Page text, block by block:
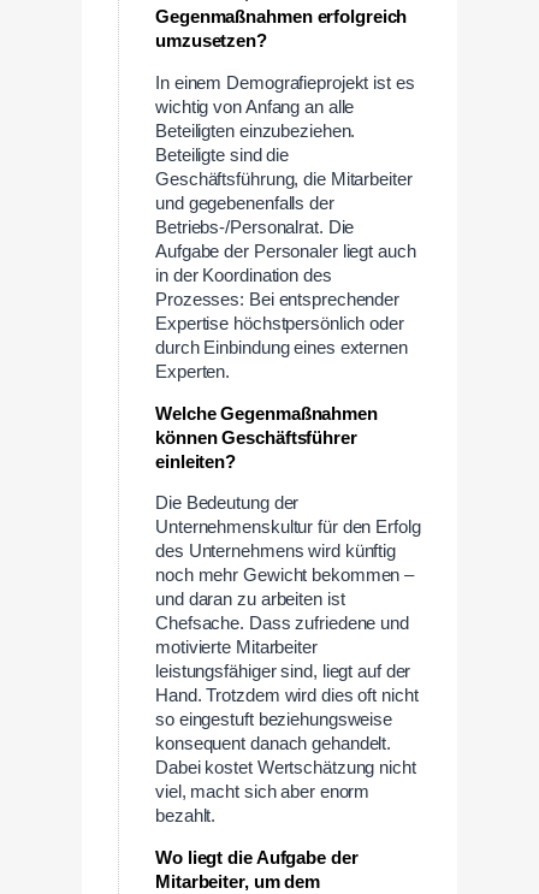
Gegenmaßnahmen erfolgreich
umzusetzen?
In einem Demografieprojekt ist es
wichtig von Anfang an alle
Beteiligten einzubeziehen.
Beteiligte sind die
Geschäftsführung, die Mitarbeiter
und gegebenenfalls der
Betriebs-/Personalrat. Die
Aufgabe der Personaler liegt auch
in der Koordination des
Prozesses: Bei entsprechender
Expertise höchstpersönlich oder
durch Einbindung eines externen
Experten.
Welche Gegenmaßnahmen
können Geschäftsführer
einleiten?
Die Bedeutung der
Unternehmenskultur für den Erfolg
des Unternehmens wird künftig
noch mehr Gewicht bekommen –
und daran zu arbeiten ist
Chefsache. Dass zufriedene und
motivierte Mitarbeiter
leistungsfähiger sind, liegt auf der
Hand. Trotzdem wird dies oft nicht
so eingestuft beziehungsweise
konsequent danach gehandelt.
Dabei kostet Wertschätzung nicht
viel, macht sich aber enorm
bezahlt.
Wo liegt die Aufgabe der
Mitarbeiter, um dem